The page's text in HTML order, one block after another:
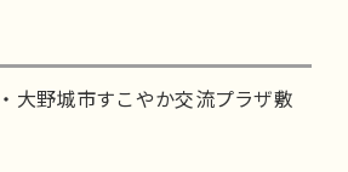
大野城市すこやか交流プラザ敷